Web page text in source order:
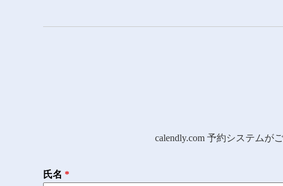
calendly.com 予約システムが
氏名 *